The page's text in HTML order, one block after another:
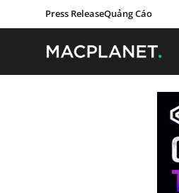
Press ReleaseQuảng Cáo